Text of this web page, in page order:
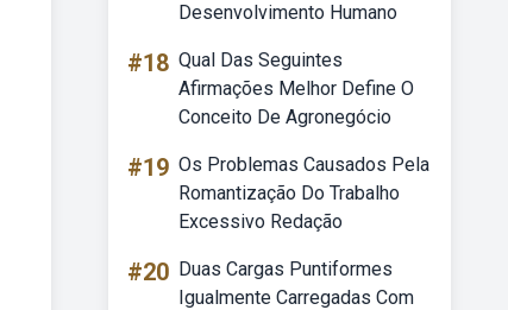
Desenvolvimento Humano
#18 Qual Das Seguintes
Afirmações Melhor Define O
Conceito De Agronegócio
#19 Os Problemas Causados Pela
Romantização Do Trabalho
Excessivo Redação
#20 Duas Cargas Puntiformes
Igualmente Carregadas Com